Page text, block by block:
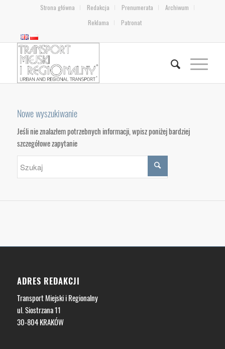
Strona główna Redakcja Prenumerata
Archiwum
Reklama
Patronat
Nowe wyszukiwanie
Jeśli nie znalazłem potrzebnych informacji, wpisz poniżej bardziej
szczegółowe zapytanie
ADRES REDAKCJI
Transport Miejski i Regionalny
ul. Siostrzana 11
30-804 KRAKÓW